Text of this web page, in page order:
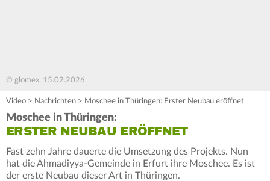
© glomex, 15.02.2026
Video > Nachrichten > Moschee in Thüringen: Erster Neubau eröffnet
Moschee in Thüringen:
ERSTER NEUBAU ERÖFFNET
Fast zehn Jahre dauerte die Umsetzung des Projekts. Nun
hat die Ahmadiyya-Gemeinde in Erfurt ihre Moschee. Es ist
der erste Neubau dieser Art in Thüringen.